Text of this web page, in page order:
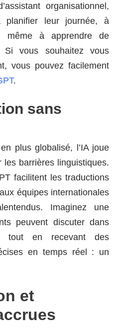
organisationnel,
planifier leur journée, à
même à apprendre de
Si vous souhaitez vous
vous pouvez facilement
.
sans
plus globalisé, l’IA joue
barrières linguistiques.
facilitent les traductions
équipes internationales
Imaginez une
peuvent discuter dans
tout en recevant des
en temps réel : un
et